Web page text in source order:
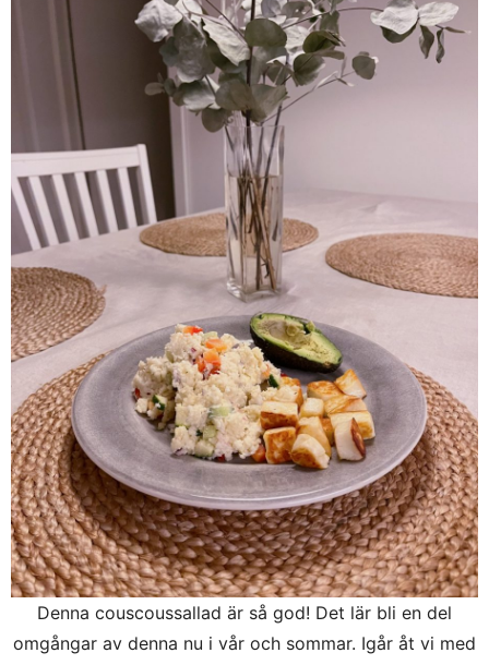
Denna couscoussallad är så god! Det lär bli en del
omgångar av denna nu i vår och sommar. Igår åt vi med